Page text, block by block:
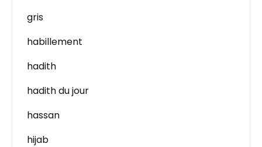
gris
habillement
hadith
hadith du jour
hassan
hijab